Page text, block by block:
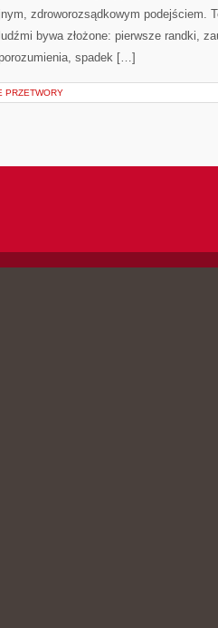
zdroworozsądkowym podejściem.
bywa złożone: pierwsze randki,
spadek […]
PRZETWORY